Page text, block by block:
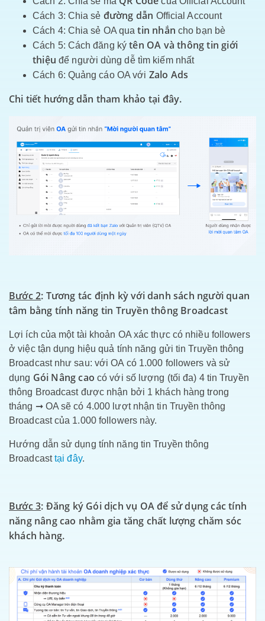
Cách 3: Chia sẻ đường dẫn Official Account
Cách 4: Chia sẻ OA quatin nhắn cho bạn bè
Cách 5: Cách đăng kýtên OA và thông tin giới
thiệu để người dùng dễ tìm kiếm nhất
Cách 6: Quảng cáo OA với Zalo Ads
Chi tiết hướng dẫn tham khảo tại đây.
Bước 2: Tương tác định kỳ với danh sách người quan
tâm bằng tính năng tin Truyền thông Broadcast
Lợi ích của một tài khoản OA xác thực có nhiều followers
ở việc tận dụng hiệu quả tính năng gửi tin Truyền thông
Broadcast như sau: với OA có 1.000 followers và sử
dụng Gói Nâng cao có với số lượng (tối đa) 4 tin Truyền
thông Broadcast được nhận bởi 1 khách hàng trong
tháng ➞ OA sẽ có 4.000 lượt nhận tin Truyền thông
Broadcast của 1.000 followers này.
Hướng dẫn sử dụng tính năng tin Truyền thông
Broadcasttại đây.
Bước 3: Đăng ký Gói dịch vụ OA để sử dụng các tính
năng nâng cao nhằm gia tăng chất lượng chăm sóc
khách hàng.